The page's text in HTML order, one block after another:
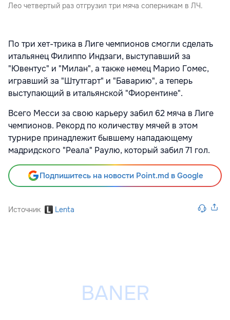
Лео четвертый раз отгрузил три мяча соперникам в ЛЧ.
По три хет-трика в Лиге чемпионов смогли сделать
итальянец Филиппо Индзаги, выступавший за
"Ювентус" и "Милан", а также немец Марио Гомес,
игравший за "Штутгарт" и "Баварию", а теперь
выступающий в итальянской "Фиорентине".
Всего Месси за свою карьеру забил 62 мяча в Лиге
чемпионов. Рекорд по количеству мячей в этом
турнире принадлежит бывшему нападающему
мадридского "Реала" Раулю, который забил 71 гол.
Подпишитесь на новости Point.md в Google
Источник Lenta